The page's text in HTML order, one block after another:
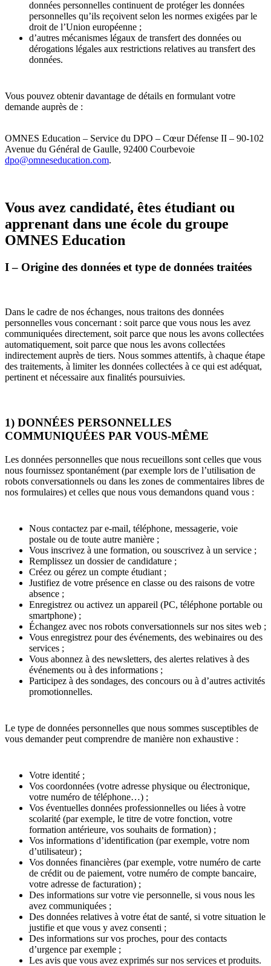
données personnelles continuent de protéger les données
personnelles qu’ils reçoivent selon les normes exigées par le
droit de l’Union européenne ;
d’autres mécanismes légaux de transfert des données ou
dérogations légales aux restrictions relatives au transfert des
données.
Vous pouvez obtenir davantage de détails en formulant votre
demande auprès de :
OMNES Education – Service du DPO – Cœur Défense II – 90-102
Avenue du Général de Gaulle, 92400 Courbevoie
dpo@omneseducation.com.
Vous avez candidaté, êtes étudiant ou
apprenant dans une école du groupe
OMNES Education
I – Origine des données et type de données traitées
Dans le cadre de nos échanges, nous traitons des données
personnelles vous concernant : soit parce que vous nous les avez
communiquées directement, soit parce que nous les avons collectées
automatiquement, soit parce que nous les avons collectées
indirectement auprès de tiers. Nous sommes attentifs, à chaque étape
des traitements, à limiter les données collectées à ce qui est adéquat,
pertinent et nécessaire aux finalités poursuivies.
1) DONNÉES PERSONNELLES
COMMUNIQUÉES PAR VOUS-MÊME
Les données personnelles que nous recueillons sont celles que vous
nous fournissez spontanément (par exemple lors de l’utilisation de
robots conversationnels ou dans les zones de commentaires libres de
nos formulaires) et celles que nous vous demandons quand vous :
Nous contactez par e-mail, téléphone, messagerie, voie
postale ou de toute autre manière ;
Vous inscrivez à une formation, ou souscrivez à un service ;
Remplissez un dossier de candidature ;
Créez ou gérez un compte étudiant ;
Justifiez de votre présence en classe ou des raisons de votre
absence ;
Enregistrez ou activez un appareil (PC, téléphone portable ou
smartphone) ;
Échangez avec nos robots conversationnels sur nos sites web ;
Vous enregistrez pour des événements, des webinaires ou des
services ;
Vous abonnez à des newsletters, des alertes relatives à des
événements ou à des informations ;
Participez à des sondages, des concours ou à d’autres activités
promotionnelles.
Le type de données personnelles que nous sommes susceptibles de
vous demander peut comprendre de manière non exhaustive :
Votre identité ;
Vos coordonnées (votre adresse physique ou électronique,
votre numéro de téléphone…) ;
Vos éventuelles données professionnelles ou liées à votre
scolarité (par exemple, le titre de votre fonction, votre
formation antérieure, vos souhaits de formation) ;
Vos informations d’identification (par exemple, votre nom
d’utilisateur) ;
Vos données financières (par exemple, votre numéro de carte
de crédit ou de paiement, votre numéro de compte bancaire,
votre adresse de facturation) ;
Des informations sur votre vie personnelle, si vous nous les
avez communiquées ;
Des données relatives à votre état de santé, si votre situation le
justifie et que vous y avez consenti ;
Des informations sur vos proches, pour des contacts
d’urgence par exemple ;
Les avis que vous avez exprimés sur nos services et produits.